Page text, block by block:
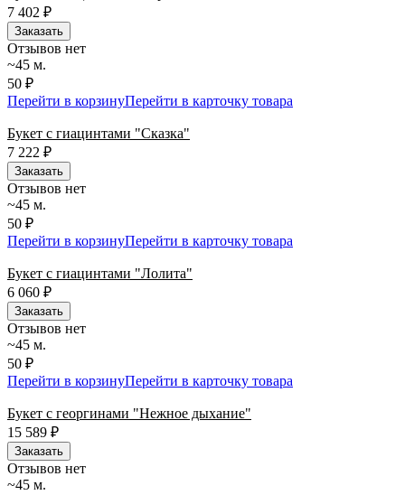
7 402 ₽
Заказать
Отзывов нет
~45 м.
50 ₽
Перейти в корзинуПерейти в карточку товара
Букет с гиацинтами "Сказка"
7 222 ₽
Заказать
Отзывов нет
~45 м.
50 ₽
Перейти в корзинуПерейти в карточку товара
Букет с гиацинтами "Лолита"
6 060 ₽
Заказать
Отзывов нет
~45 м.
50 ₽
Перейти в корзинуПерейти в карточку товара
Букет с георгинами "Нежное дыхание"
15 589 ₽
Заказать
Отзывов нет
~45 м.